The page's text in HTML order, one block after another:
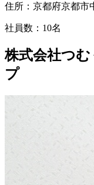
住所： 京都府京都市
社員数： 10名
株式会社つ
プ